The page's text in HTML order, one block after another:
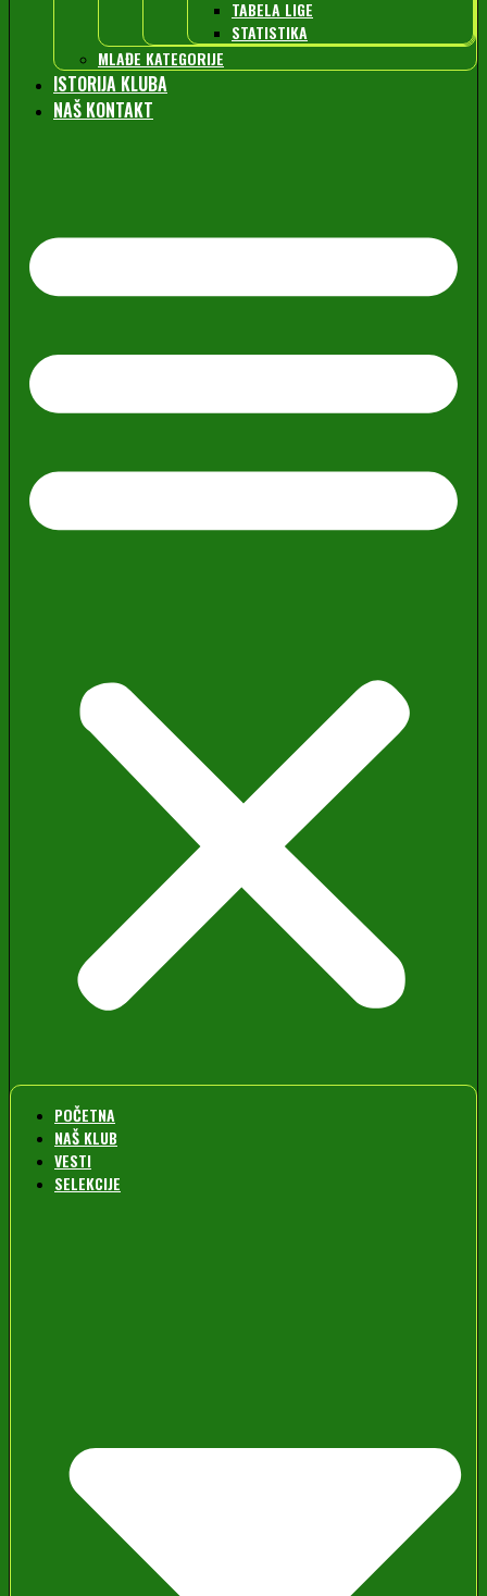
TABELA LIGE
STATISTIKA
MLAĐE KATEGORIJE
ISTORIJA KLUBA
NAŠ KONTAKT
POČETNA
NAŠ KLUB
VESTI
SELEKCIJE